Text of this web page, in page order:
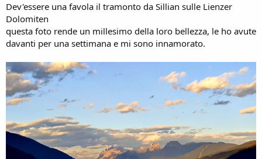
Dev'essere una favola il tramonto da Sillian sulle Lienzer
Dolomiten
questa foto rende un millesimo della loro bellezza, le ho avute
davanti per una settimana e mi sono innamorato.